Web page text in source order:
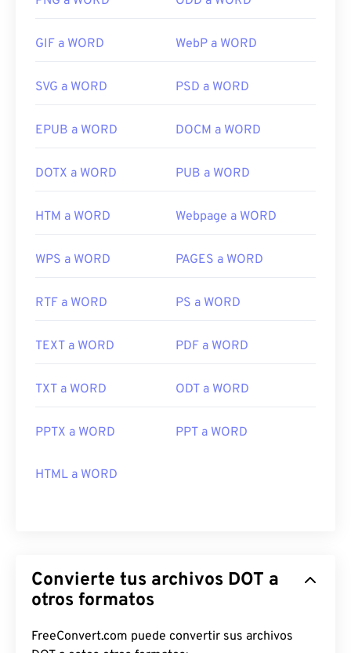
GIF a WORD WebP a WORD
SVG a WORD PSD a WORD
EPUB a WORD DOCM a WORD
DOTX a WORD PUB a WORD
HTM a WORD Webpage a WORD
WPS a WORD PAGES a WORD
RTF a WORD PS a WORD
TEXT a WORD PDF a WORD
TXT a WORD ODT a WORD
PPTX a WORD PPT a WORD
HTML a WORD
Convierte tus archivos DOT a
otros formatos
FreeConvert.com puede convertir sus archivos